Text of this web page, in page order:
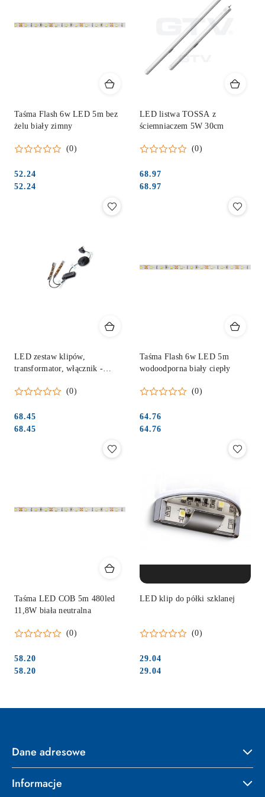
Taśma Flash 6w LED 5m bez
żelu biały zimny
(0)
Cena:
52.24
Cena:
52.24
LED listwa TOSSA z
ściemniaczem 5W 30cm
(0)
Cena:
68.97
Cena:
68.97
LED zestaw klipów,
transformator, włącznik -
(0)
Cena:
68.45
Cena:
68.45
Taśma Flash 6w LED 5m
wodoodporna biały ciepły
(0)
Cena:
64.76
Cena:
64.76
Taśma LED COB 5m 480led
11,8W biała neutralna
(0)
Cena:
58.20
Cena:
58.20
LED klip do półki szklanej
(0)
Cena:
29.04
Cena:
29.04
Dane adresowe
Informacje